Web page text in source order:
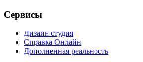
Сервисы
Дизайн студия
Справка Онлайн
Дополненная реальность